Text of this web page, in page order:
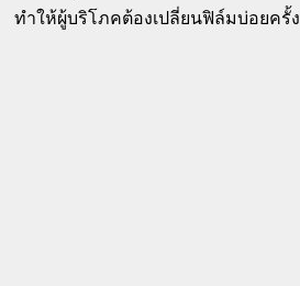
ทำให้ผู้บริโภคต้องเปลี่ยนฟิล์มบ่อยครั้ง